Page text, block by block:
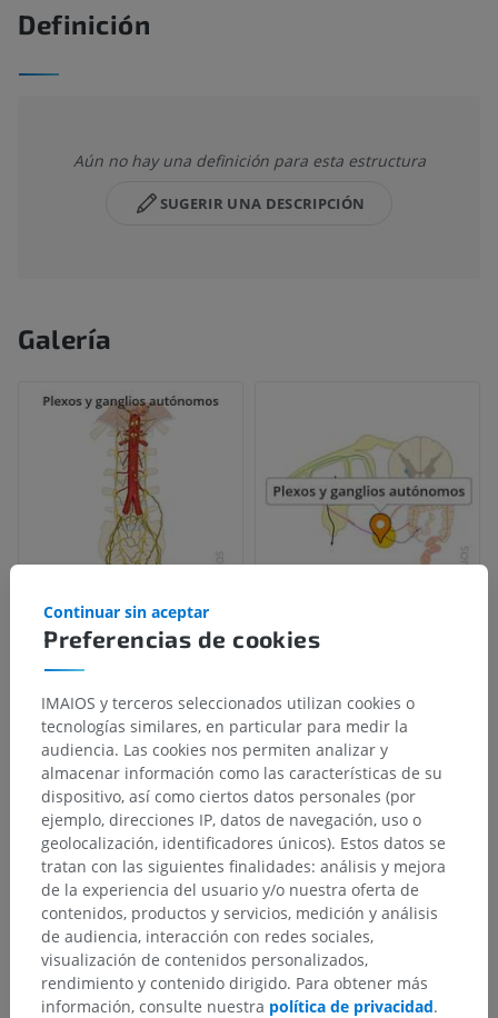
Definición
Aún no hay una definición para esta estructura
SUGERIR UNA DESCRIPCIÓN
Galería
Jerarquía anatómica
Anatomía humana 1
Neuroanatomía humana
Sistema nervioso periférico> Divisio autonomica >
Plexus viscerales
Estructuras subyacentes:
Plexo torácico
Plexos abdominales
Plexo pélvico
Preferencias de cookies
Continuar sin aceptar
IMAIOS y terceros seleccionados utilizan cookies o
tecnologías similares, en particular para medir la
audiencia. Las cookies nos permiten analizar y
almacenar información como las características de su
dispositivo, así como ciertos datos personales (por
ejemplo, direcciones IP, datos de navegación, uso o
geolocalización, identificadores únicos). Estos datos se
tratan con las siguientes finalidades: análisis y mejora
de la experiencia del usuario y/o nuestra oferta de
contenidos, productos y servicios, medición y análisis
de audiencia, interacción con redes sociales,
visualización de contenidos personalizados,
rendimiento y contenido dirigido. Para obtener más
información, consulte nuestra política de privacidad.